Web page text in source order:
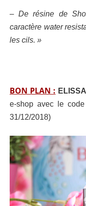
– De résine de
caractère water
les cils. »
BON PLAN :
e-shop avec le code
31/12/2018)